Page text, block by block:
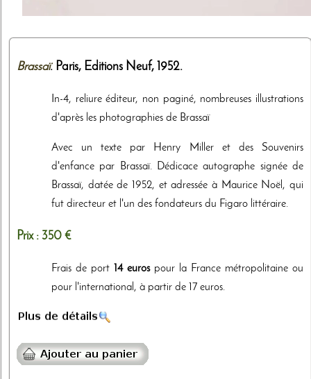
Brassaï. Paris, Editions Neuf, 1952.
In-4, reliure éditeur, non paginé, nombreuses illustrations
d'après les photographies de Brassaï
Avec un texte par Henry Miller et des Souvenirs
d'enfance par Brassaï. Dédicace autographe signée de
Brassaï, datée de 1952, et adressée à Maurice Noël, qui
fut directeur et l'un des fondateurs du Figaro littéraire.
Prix : 350 €
Frais de port 14 eurospour la France métropolitaine ou
pour l'international, à partir de 17 euros.